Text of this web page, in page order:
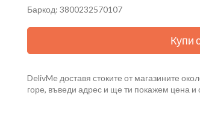
Баркод: 3800232570107
Купи
DelivMe доставя стоките от магазините
горе, въведи адрес и ще ти покажем цена и